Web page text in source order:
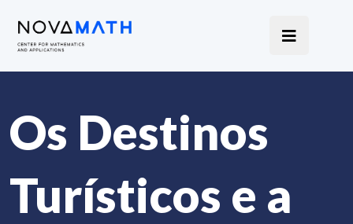
Os Destinos
Turísticos e a